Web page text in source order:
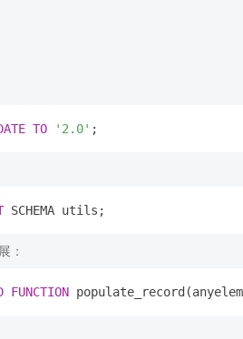
TO '2.0'
：
FUNCTION